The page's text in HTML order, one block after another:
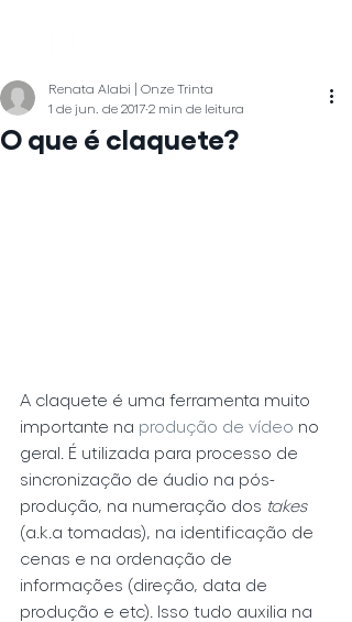
O que é claquete?
Renata Alabi | Onze Trinta
1 de jun. de 2017 2 min de leitura
A claquete é uma ferramenta muito
importante na produção de vídeo no
geral. É utilizada para processo de
sincronização de áudio na pós-
produção, na numeração dos takes
(a.k.a tomadas), na identificação de
cenas e na ordenação de
informações (direção, data de
produção e etc). Isso tudo auxilia na